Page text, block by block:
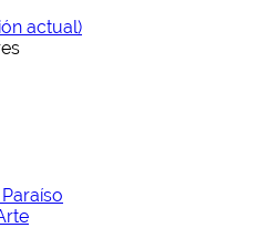
actual)